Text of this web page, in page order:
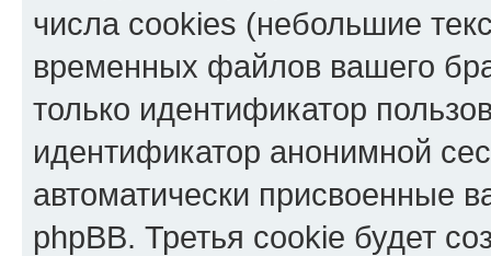
числа cookies (небольшие
временных файлов вашего
только идентификатор
идентификатор анонимной
автоматически присвоенные
phpBB. Третья cookie будет